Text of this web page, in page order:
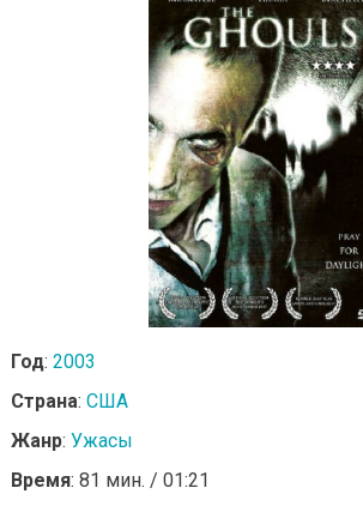
Год: 2003
Страна: США
Жанр: Ужасы
Время: 81 мин. / 01:21